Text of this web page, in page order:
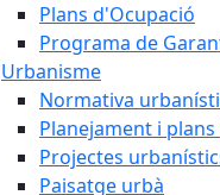
Plans d'Ocupació
Programa de
Urbanisme
Normativa
Planejament i
Projectes
Paisatge urbà